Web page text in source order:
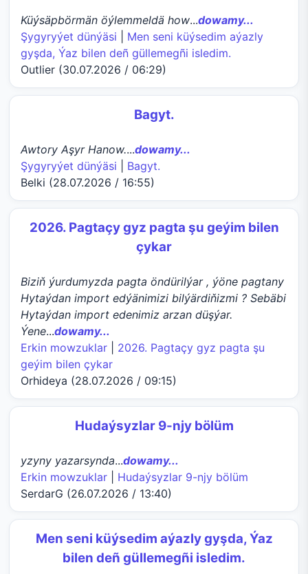
Küýsäpbörmän öýlemmeldä how...dowamy...
Şygyryýet dünýäsi
Men seni küýsedim aýazly
gyşda, Ýaz bilen deñ güllemegñi isledim.
Outlier (30.07.2026 / 06:29)
Bagyt.
Awtory Aşyr Hanow....dowamy...
Şygyryýet dünýäsi
Bagyt.
Belki (28.07.2026 / 16:55)
2026. Pagtaçy gyz pagta şu geýim bilen
çykar
Biziň ýurdumyzda pagta öndürilýar , ýöne pagtany
Hytaýdan import edýänimizi bilýärdiňizmi ? Sebäbi
Hytaýdan import edenimiz arzan düşýar.
Ýene...dowamy...
Erkin mowzuklar
2026. Pagtaçy gyz pagta şu
geýim bilen çykar
Orhideya (28.07.2026 / 09:15)
Hudaýsyzlar 9-njy bölüm
yzyny yazarsynda...dowamy...
Erkin mowzuklar
Hudaýsyzlar 9-njy bölüm
SerdarG (26.07.2026 / 13:40)
Men seni küýsedim aýazly gyşda, Ýaz
bilen deñ güllemegñi isledim.